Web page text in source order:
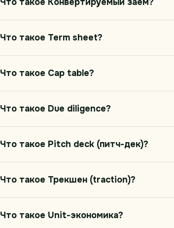
Что такое Term sheet?
Что такое Cap table?
Что такое Due diligence?
Что такое Pitch deck (питч-дек)?
Что такое Трекшен (traction)?
Что такое Unit-экономика?